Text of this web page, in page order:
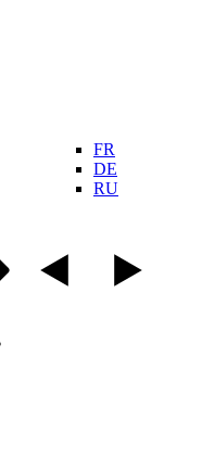
FR
DE
RU